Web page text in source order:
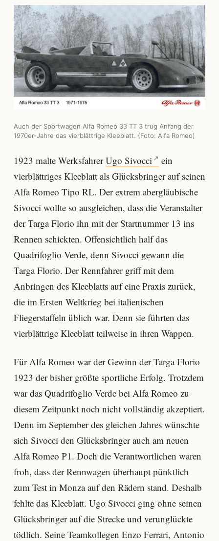
Auch der Sportwagen Alfa Romeo 33 TT 3 trug Anfang der
1970er-Jahre das vierblättrige Kleeblatt. (Foto: Alfa Romeo)
1923 malte WerksfahrerUgo Sivocci
ein
vierblättriges Kleeblatt als Glücksbringer auf seinen
Alfa Romeo Tipo RL. Der extrem abergläubische
Sivocci wollte so ausgleichen, dass die Veranstalter
der Targa Florio ihn mit der Startnummer 13 ins
Rennen schickten. Offensichtlich half das
Quadrifoglio Verde, denn Sivocci gewann die
Targa Florio. Der Rennfahrer griff mit dem
Anbringen des Kleeblatts auf eine Praxis zurück,
die im Ersten Weltkrieg bei italienischen
Fliegerstaffeln üblich war. Denn sie führten das
vierblättrige Kleeblatt teilweise in ihren Wappen.
Für Alfa Romeo war der Gewinn der Targa Florio
1923 der bisher größte sportliche Erfolg. Trotzdem
war das Quadrifoglio Verde bei Alfa Romeo zu
diesem Zeitpunkt noch nicht vollständig akzeptiert.
Denn im September des gleichen Jahres wünschte
sich Sivocci den Glücksbringer auch am neuen
Alfa Romeo P1. Doch die Verantwortlichen waren
froh, dass der Rennwagen überhaupt pünktlich
zum Test in Monza auf den Rädern stand. Deshalb
fehlte das Kleeblatt. Ugo Sivocci ging ohne seinen
Glücksbringer auf die Strecke und verunglückte
tödlich. Seine Teamkollegen Enzo Ferrari, Antonio